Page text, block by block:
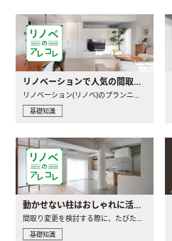
リノベーションで人気の間取りとは？トレンドの間取りと実例を徹底解説
リノベーション(リノベ)のプランニングで一番最初に決めるのは..
基礎知識
動かせない柱はおしゃれに活用！柱を魅せるリノベーション(リノベ)4選
間取り変更を検討する際に、たびたび皆さんの頭を悩ませる動か..
基礎知識